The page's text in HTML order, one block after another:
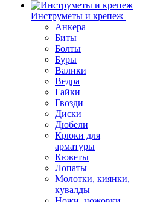
Инструметы и крепеж
Анкера
Биты
Болты
Буры
Валики
Ведра
Гайки
Гвозди
Диски
Дюбели
Крюки для
арматуры
Кюветы
Лопаты
Молотки, киянки,
кувалды